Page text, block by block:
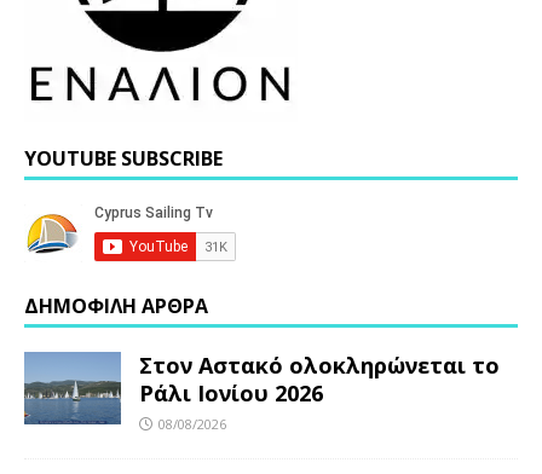
YOUTUBE SUBSCRIBE
ΔΗΜΟΦΙΛΗ ΑΡΘΡΑ
Στον Αστακό ολοκληρώνεται το
Ράλι Ιονίου 2026
08/08/2026